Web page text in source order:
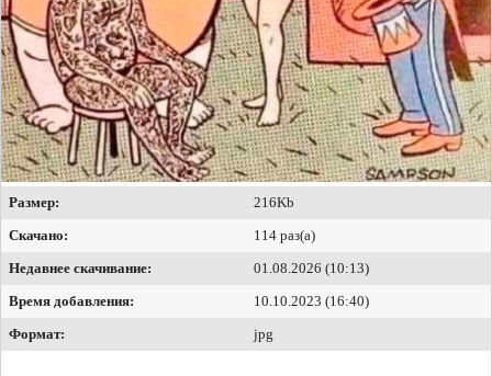
Размер:
216Kb
Скачано:
114 раз(а)
Недавнее скачивание:
01.08.2026 (10:13)
Время добавления:
10.10.2023 (16:40)
Формат:
jpg